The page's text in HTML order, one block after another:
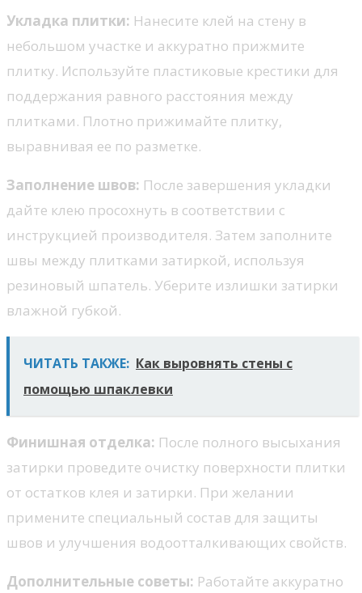
Укладка плитки: Нанесите клей на стену в
небольшом участке и аккуратно прижмите
плитку. Используйте пластиковые крестики для
поддержания равного расстояния между
плитками. Плотно прижимайте плитку,
выравнивая ее по разметке.
Заполнение швов: После завершения укладки
дайте клею просохнуть в соответствии с
инструкцией производителя. Затем заполните
швы между плитками затиркой, используя
резиновый шпатель. Уберите излишки затирки
влажной губкой.
ЧИТАТЬ ТАКЖЕ: Как выровнять стены с
помощью шпаклевки
Финишная отделка: После полного высыхания
затирки проведите очистку поверхности плитки
от остатков клея и затирки. При желании
примените специальный состав для защиты
швов и улучшения водоотталкивающих свойств.
Дополнительные советы: Работайте аккуратно